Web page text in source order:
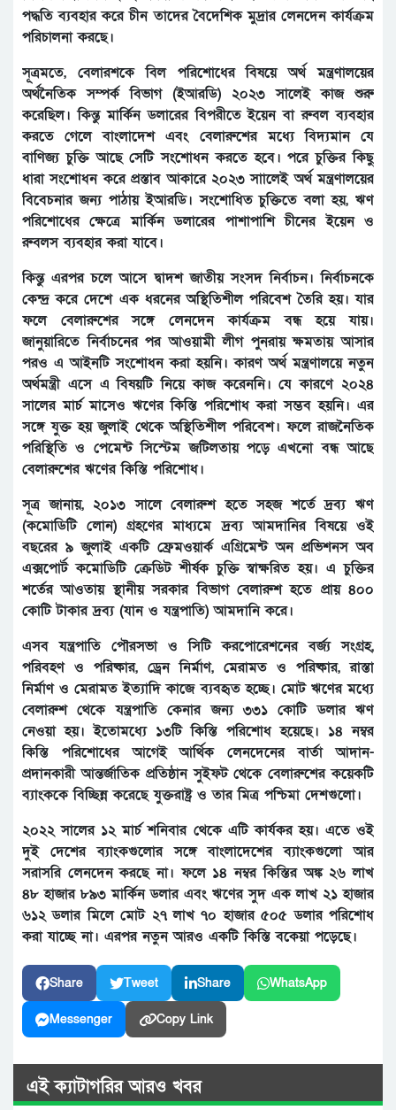
পদ্ধতি ব্যবহার করে চীন তাদের বৈদেশিক মুদ্রার লেনদেন কার্যক্রম
পরিচালনা করছে।
সূত্রমতে, বেলারশকে বিল পরিশোধের বিষয়ে অর্থ মন্ত্রণালয়ের
অর্থনৈতিক সম্পর্ক বিভাগ (ইআরডি) ২০২৩ সালেই কাজ শুরু
করেছিল। কিন্তু মার্কিন ডলারের বিপরীতে ইয়েন বা রুবল ব্যবহার
করতে গেলে বাংলাদেশ এবং বেলারুশের মধ্যে বিদ্যমান যে
বাণিজ্য চুক্তি আছে সেটি সংশোধন করতে হবে। পরে চুক্তির কিছু
ধারা সংশোধন করে প্রস্তাব আকারে ২০২৩ সাালেই অর্থ মন্ত্রণালয়ের
বিবেচনার জন্য পাঠায় ইআরডি। সংশোধিত চুক্তিতে বলা হয়, ঋণ
পরিশোধের ক্ষেত্রে মার্কিন ডলারের পাশাপাশি চীনের ইয়েন ও
রুবলস ব্যবহার করা যাবে।
কিন্তু এরপর চলে আসে দ্বাদশ জাতীয় সংসদ নির্বাচন। নির্বাচনকে
কেন্দ্র করে দেশে এক ধরনের অস্থিতিশীল পরিবেশ তৈরি হয়। যার
ফলে বেলারুশের সঙ্গে লেনদেন কার্যক্রম বন্ধ হয়ে যায়।
জানুয়ারিতে নির্বাচনের পর আওয়ামী লীগ পুনরায় ক্ষমতায় আসার
পরও এ আইনটি সংশোধন করা হয়নি। কারণ অর্থ মন্ত্রণালয়ে নতুন
অর্থমন্ত্রী এসে এ বিষয়টি নিয়ে কাজ করেননি। যে কারণে ২০২৪
সালের মার্চ মাসেও ঋণের কিস্তি পরিশোধ করা সম্ভব হয়নি। এর
সঙ্গে যুক্ত হয় জুলাই থেকে অস্থিতিশীল পরিবেশ। ফলে রাজনৈতিক
পরিস্থিতি ও পেমেন্ট সিস্টেম জটিলতায় পড়ে এখনো বন্ধ আছে
বেলারুশের ঋণের কিস্তি পরিশোধ।
সূত্র জানায়, ২০১৩ সালে বেলারুশ হতে সহজ শর্তে দ্রব্য ঋণ
(কমোডিটি লোন) গ্রহণের মাধ্যমে দ্রব্য আমদানির বিষয়ে ওই
বছরের ৯ জুলাই একটি ফ্রেমওয়ার্ক এগ্রিমেন্ট অন প্রভিশনস অব
এক্সপোর্ট কমোডিটি ক্রেডিট শীর্ষক চুক্তি স্বাক্ষরিত হয়। এ চুক্তির
শর্তের আওতায় স্থানীয় সরকার বিভাগ বেলারুশ হতে প্রায় ৪০০
কোটি টাকার দ্রব্য (যান ও যন্ত্রপাতি) আমদানি করে।
এসব যন্ত্রপাতি পৌরসভা ও সিটি করপোরেশনের বর্জ্য সংগ্রহ,
পরিবহণ ও পরিষ্কার, ড্রেন নির্মাণ, মেরামত ও পরিষ্কার, রাস্তা
নির্মাণ ও মেরামত ইত্যাদি কাজে ব্যবহৃত হচ্ছে। মোট ঋণের মধ্যে
বেলারুশ থেকে যন্ত্রপাতি কেনার জন্য ৩৩১ কোটি ডলার ঋণ
নেওয়া হয়। ইতোমধ্যে ১৩টি কিস্তি পরিশোধ হয়েছে। ১৪ নম্বর
কিস্তি পরিশোধের আগেই আর্থিক লেনদেনের বার্তা আদান-
প্রদানকারী আন্তর্জাতিক প্রতিষ্ঠান সুইফট থেকে বেলারুশের কয়েকটি
ব্যাংককে বিচ্ছিন্ন করেছে যুক্তরাষ্ট্র ও তার মিত্র পশ্চিমা দেশগুলো।
২০২২ সালের ১২ মার্চ শনিবার থেকে এটি কার্যকর হয়। এতে ওই
দুই দেশের ব্যাংকগুলোর সঙ্গে বাংলাদেশের ব্যাংকগুলো আর
সরাসরি লেনদেন করছে না। ফলে ১৪ নম্বর কিস্তির অঙ্ক ২৬ লাখ
৪৮ হাজার ৮৯৩ মার্কিন ডলার এবং ঋণের সুদ এক লাখ ২১ হাজার
৬১২ ডলার মিলে মোট ২৭ লাখ ৭০ হাজার ৫০৫ ডলার পরিশোধ
করা যাচ্ছে না। এরপর নতুন আরও একটি কিস্তি বকেয়া পড়েছে।
Share Tweet Share WhatsApp
Messenger Copy Link
এই ক্যাটাগরির আরও খবর